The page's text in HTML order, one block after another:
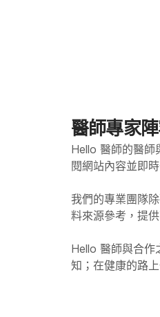
醫師專家
Hello 醫師的醫師
閱網站內容並即
我們的專業團隊
料來源參考，提
Hello 醫師與合作
知；在健康的路